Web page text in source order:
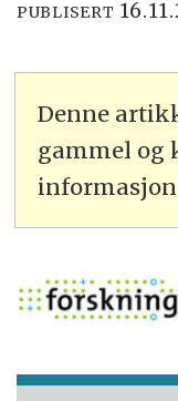
PUBLISERT
Denne
gammel og